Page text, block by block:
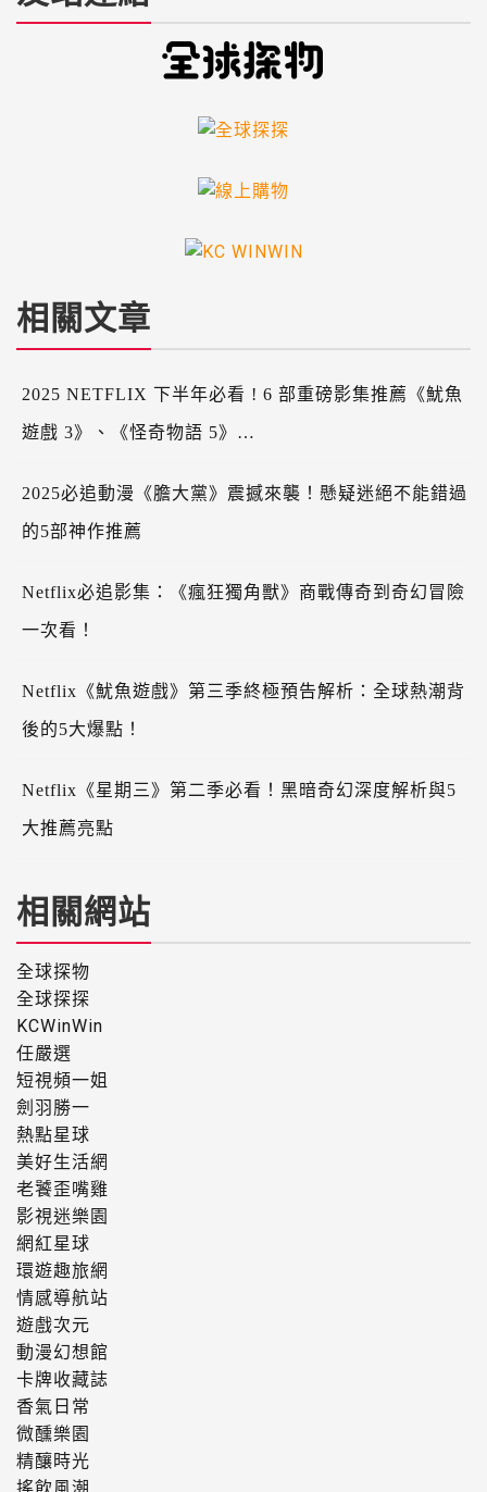
相關文章
2025 NETFLIX 下半年必看 ! 6 部重磅影集推薦《魷魚
遊戲 3》、《怪奇物語 5》…
2025必追動漫《膽大黨》震撼來襲！懸疑迷絕不能錯過
的5部神作推薦
Netflix必追影集：《瘋狂獨角獸》商戰傳奇到奇幻冒險
一次看！
Netflix《魷魚遊戲》第三季終極預告解析：全球熱潮背
後的5大爆點！
Netflix《星期三》第二季必看！黑暗奇幻深度解析與5
大推薦亮點
相關網站
全球探物
全球探探
KCWinWin
任嚴選
短視頻一姐
劍羽勝一
熱點星球
美好生活網
老饕歪嘴雞
影視迷樂園
網紅星球
環遊趣旅網
情感導航站
遊戲次元
動漫幻想館
卡牌收藏誌
香氣日常
微醺樂園
精釀時光